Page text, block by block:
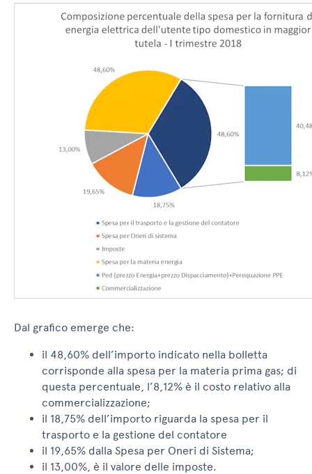
Dal grafico emerge che:
il 48,60% dell’importo indicato nella bolletta
corrisponde alla spesa per la materia prima gas; di
questa percentuale, l’8,12% è il costo relativo alla
commercializzazione;
il 18,75% dell’importo riguarda la spesa per il
trasporto e la gestione del contatore
il 19,65% dalla Spesa per Oneri di Sistema;
il 13,00%, è il valore delle imposte.